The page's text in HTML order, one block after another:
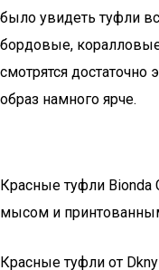
было увидеть туфли
бордовые,
смотрятся достаточно
образ намного ярче.
Красные туфли Bionda
мысом и
Красные туфли от